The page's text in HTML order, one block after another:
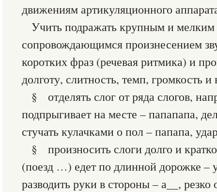
движениям артикуляционного
Учить подражать крупным и
сопровождающимся произнесением
коротких фраз (речевая ритмика) и
долготу, слитность, темп, громкость
§ отделять слог от ряда слогов,
подпрыгивает на месте – папапапа,
стучать кулачками о пол – папапа,
§ произносить слоги долго и
(поезд …) едет по длинной дорожке –
разводить руки в стороны – а__, резко